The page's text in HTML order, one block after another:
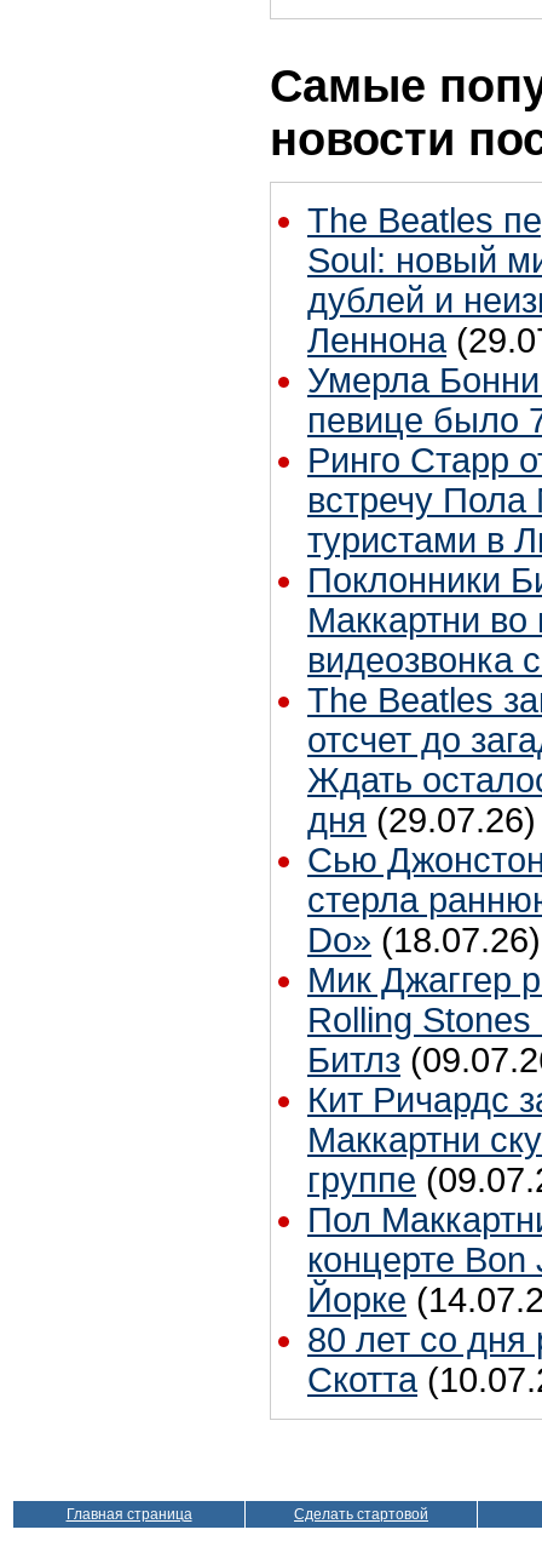
Самые
новости
The Beatles
Soul: новый
дублей и
Леннона
Умерла
певице было
Ринго Старр
встречу Пола
туристами в
Поклонники
Маккартни во
видеозвонка
The Beatles
отсчет до
Ждать
дня (29.07.26)
Сью
стерла
Do» (18.07.26)
Мик Джаггер
Rolling Stones
Битлз
Кит Ричардс
Маккартни
группе
Пол
концерте
Йорке
80 лет со
Скотта
Главная страница Сделать стартовой